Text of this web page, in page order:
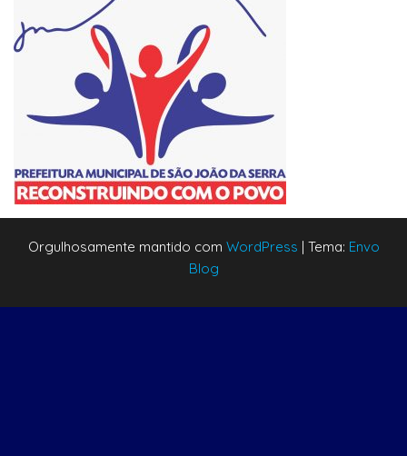
Orgulhosamente mantido com WordPress | Tema: Envo
Blog